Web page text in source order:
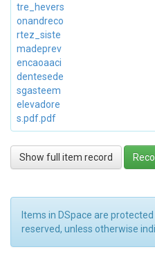
tre_hevers
onandreco
rtez_siste
madeprev
encaoaaci
dentesede
sgasteem
elevadore
s.pdf.pdf
Show full item record
Items in DSpace are
reserved, unless otherwise